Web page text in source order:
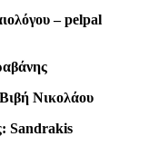
–pelpal
Νικολάου
Sandrakis